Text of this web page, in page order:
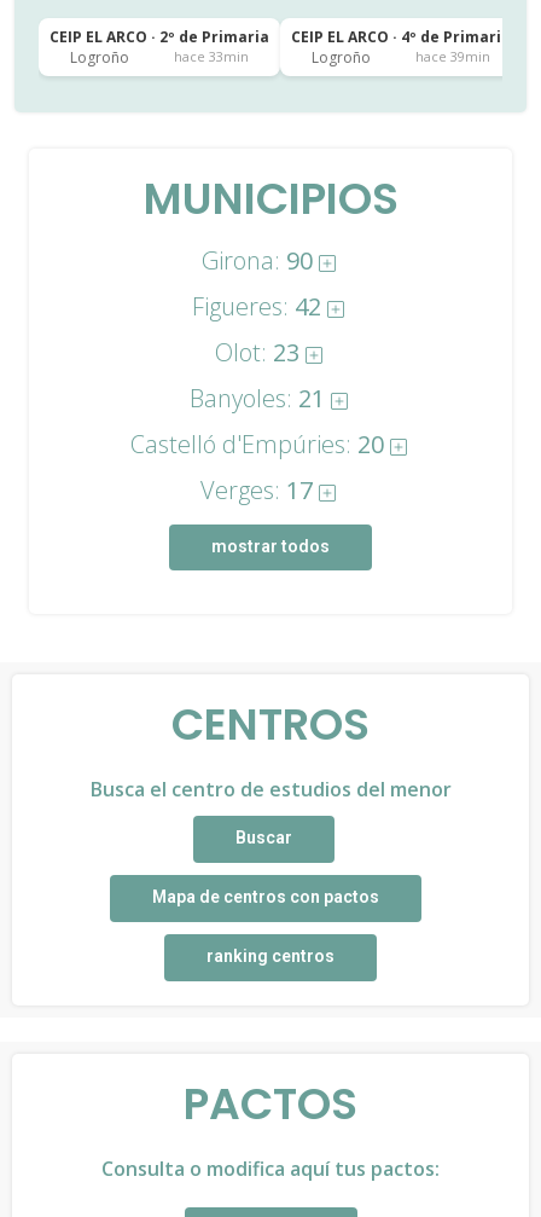
CEIP EL ARCO · 2º de Primaria
Logroño
hace 33min
CEIP EL ARCO · 4º de Primaria
Logroño
hace 39min
MUNICIPIOS
Girona: 90
Figueres: 42
Olot: 23
Banyoles: 21
Castelló d'Empúries: 20
Verges: 17
mostrar todos
CENTROS
Busca el centro de estudios del menor
Buscar
Mapa de centros con pactos
ranking centros
PACTOS
Consulta o modifica aquí tus pactos: